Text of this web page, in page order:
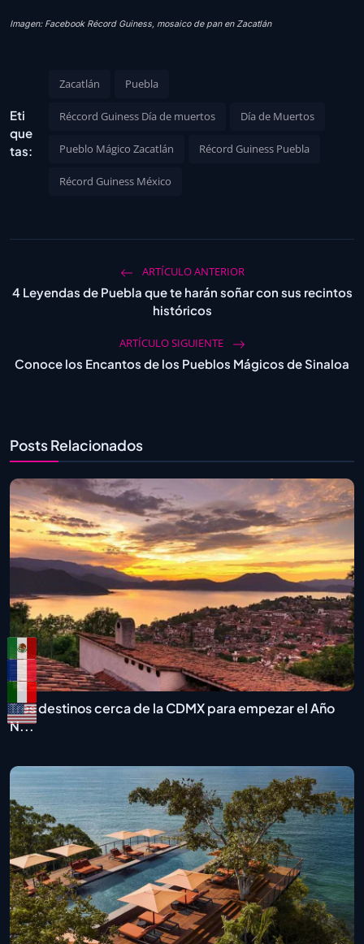
Imagen: Facebook Récord Guiness, mosaico de pan en Zacatlán
Eti
que
tas:
Zacatlán Puebla
Réccord Guiness Día de muertos Día de Muertos
Pueblo Mágico Zacatlán Récord Guiness Puebla
Récord Guiness México
ARTÍCULO ANTERIOR
4 Leyendas de Puebla que te harán soñar con sus recintos
históricos
ARTÍCULO SIGUIENTE
Conoce los Encantos de los Pueblos Mágicos de Sinaloa
Posts Relacionados
Tres destinos cerca de la CDMX para empezar el Año
N...